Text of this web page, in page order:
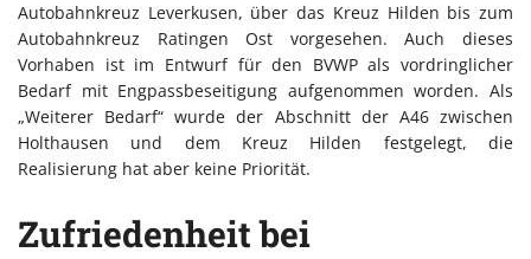
Autobahnkreuz Leverkusen, über das Kreuz Hilden bis zum
Autobahnkreuz Ratingen Ost vorgesehen. Auch dieses
Vorhaben ist im Entwurf für den BVWP als vordringlicher
Bedarf mit Engpassbeseitigung aufgenommen worden. Als
„Weiterer Bedarf“ wurde der Abschnitt der A46 zwischen
Holthausen und dem Kreuz Hilden festgelegt, die
Realisierung hat aber keine Priorität.
Zufriedenheit bei